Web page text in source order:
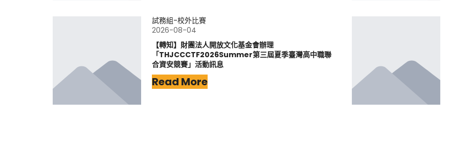
試務組-校外比賽
2026-08-04
【轉知】財團法人開放文化基金會辦理
「THJCCCTF2026Summer第三屆夏季臺灣高中職聯
合資安競賽」活動訊息
Read More